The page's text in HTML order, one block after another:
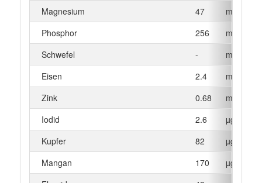
Magnesium
47
mg
Phosphor
256
mg
Schwefel
-
mg
Eisen
2.4
mg
Zink
0.68
mg
Iodid
2.6
µg
Kupfer
82
µg
Mangan
170
µg